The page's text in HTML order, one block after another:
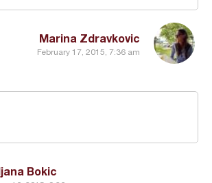
Marina Zdravkovic
February 17, 2015, 7:36 am
Bokic